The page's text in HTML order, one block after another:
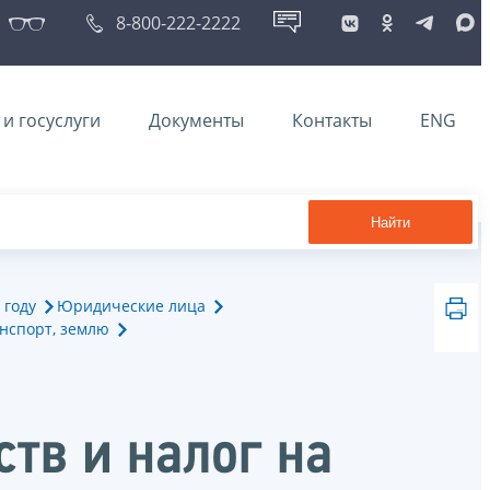
8-800-222-2222
госуслуги Документы Контакты ENG
Найти
Юридические лица
землю
и налог на